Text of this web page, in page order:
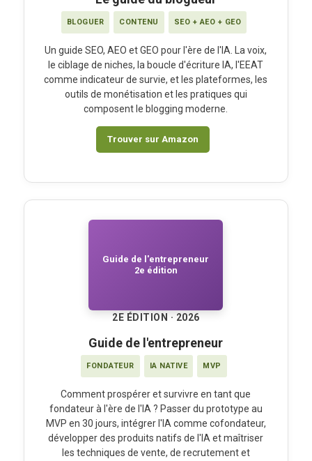
BLOGUER CONTENU SEO + AEO + GEO
Un guide SEO, AEO et GEO pour l'ère de l'IA. La voix,
le ciblage de niches, la boucle d'écriture IA, l'EEAT
comme indicateur de survie, et les plateformes, les
outils de monétisation et les pratiques qui
composent le blogging moderne.
Trouver sur Amazon
Guide de l'entrepreneur
2e édition
2E ÉDITION · 2026
Guide de l'entrepreneur
FONDATEUR IA NATIVE MVP
Comment prospérer et survivre en tant que
fondateur à l'ère de l'IA ? Passer du prototype au
MVP en 30 jours, intégrer l'IA comme cofondateur,
développer des produits natifs de l'IA et maîtriser
les techniques de vente, de recrutement et